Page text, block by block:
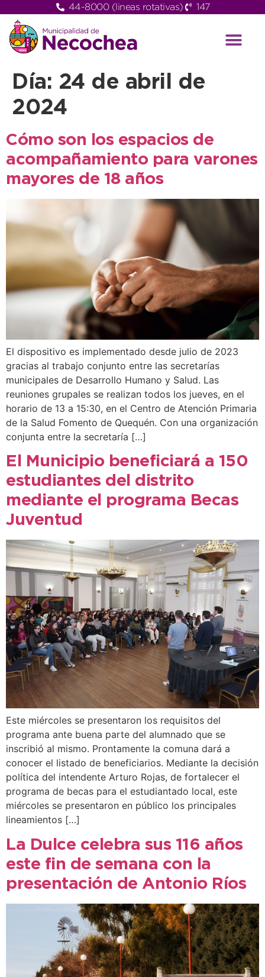
44-8000 (lineas rotativas) 147
Día: 24 de abril de
2024
Cómo son los espacios de
acompañamiento para varones
mayores de 18 años
El dispositivo es implementado desde julio de 2023
gracias al trabajo conjunto entre las secretarías
municipales de Desarrollo Humano y Salud. Las
reuniones grupales se realizan todos los jueves, en el
horario de 13 a 15:30, en el Centro de Atención Primaria
de la Salud Fomento de Quequén. Con una organización
conjunta entre la secretaría […]
El Municipio beneficiará a 150
estudiantes del distrito
mediante el programa Becas
Juventud
Este miércoles se presentaron los requisitos del
programa ante buena parte del alumnado que se
inscribió al mismo. Prontamente la comuna dará a
conocer el listado de beneficiarios. Mediante la decisión
política del intendente Arturo Rojas, de fortalecer el
programa de becas para el estudiantado local, este
miércoles se presentaron en público los principales
lineamientos […]
La Dulce celebra sus 116 años
este fin de semana con la
presentación de Antonio Ríos